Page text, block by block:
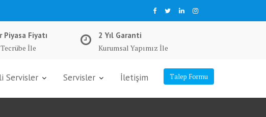
Fiyatı
İle
2 Yıl Garanti
Kurumsal Yapımız İle
Talep Formu
Servisler Servisler İletişim